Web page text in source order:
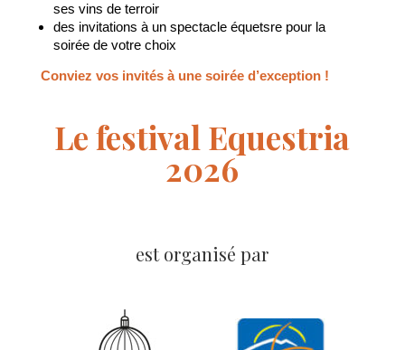
ses vins de terroir
des invitations à un spectacle équetsre pour la
soirée de votre choix
Conviez vos invités à une soirée d’exception !
Le festival Equestria
2026
est organisé par